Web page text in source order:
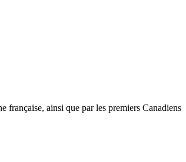
française, ainsi que par les premiers Canadiens